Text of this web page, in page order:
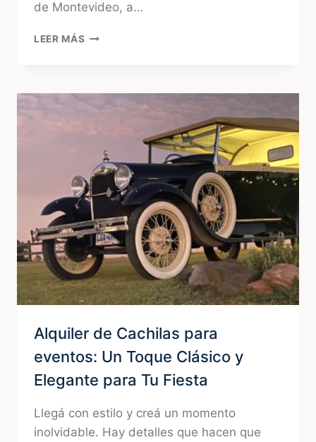
de Montevideo, a…
LEER MÁS LA
CIELO
TRABAJO,
CONSTANCIA
Y
PASIÓN
POR
CELEBRAR
Alquiler de Cachilas para
eventos: Un Toque Clásico y
Elegante para Tu Fiesta
Llegá con estilo y creá un momento
inolvidable. Hay detalles que hacen que